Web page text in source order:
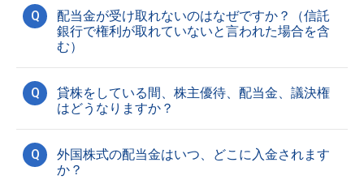
Q
配当金が受け取れないのはなぜですか？（信託
銀行で権利が取れていないと言われた場合を含
む）
Q
貸株をしている間、株主優待、配当金、議決権
はどうなりますか？
Q
外国株式の配当金はいつ、どこに入金されます
か？